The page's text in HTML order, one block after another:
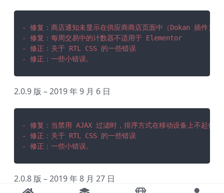
- 修复：商店通知未显示在供应商商店页面中（Dokan 插件）
- 修复：每周交易中的计数器不适用于 Elementor
- 修正：关于 RTL CSS 的一些错误
- 修正：一些小错误。
2.0.9 版 – 2019 年 9 月 6 日
- 修复：当禁用 AJAX 过滤时，排序方式在移动设备上不起作用
- 修正：关于 RTL CSS 的一些错误
- 修正：一些小错误。
2.0.8 版 – 2019 年 8 月 27 日